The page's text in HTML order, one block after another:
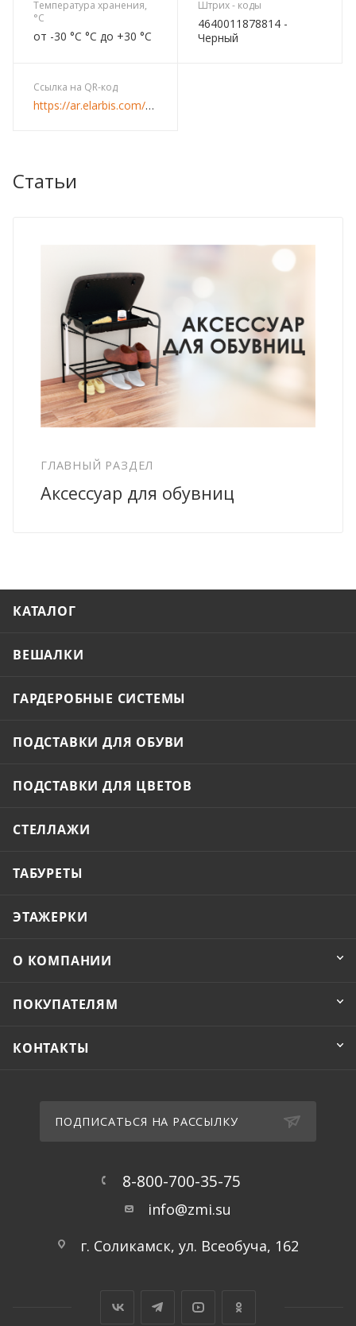
Температура хранения,
°C
от -30 °C °C до +30 °C
Штрих - коды
4640011878814 -
Черный
Ссылка на QR-код
https://ar.elarbis.com/zmi/etazherka_ladya_13_cherniy.html
Статьи
ГЛАВНЫЙ РАЗДЕЛ
Аксессуар для обувниц
КАТАЛОГ
ВЕШАЛКИ
ГАРДЕРОБНЫЕ СИСТЕМЫ
ПОДСТАВКИ ДЛЯ ОБУВИ
ПОДСТАВКИ ДЛЯ ЦВЕТОВ
СТЕЛЛАЖИ
ТАБУРЕТЫ
ЭТАЖЕРКИ
О КОМПАНИИ
ПОКУПАТЕЛЯМ
КОНТАКТЫ
ПОДПИСАТЬСЯ НА РАССЫЛКУ
8-800-700-35-75
info@zmi.su
г. Соликамск, ул. Всеобуча, 162